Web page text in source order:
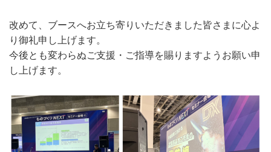
改めて、ブースへお立ち寄りいただきました皆さまに心よ
り御礼申し上げます。
今後とも変わらぬご支援・ご指導を賜りますようお願い申
し上げます。